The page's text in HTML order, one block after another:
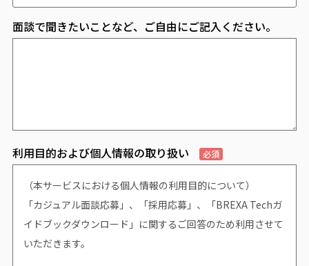
面談で聞きたいことなど、ご自由にご記入ください。
利用目的および個人情報の取り扱い 必須
（本サービスにおける個人情報の利用目的について）
「カジュアル面談応募」、「採用応募」、「BREXA Techガ
イドブックダウンロード」に関するご回答のため利用させて
いただきます。